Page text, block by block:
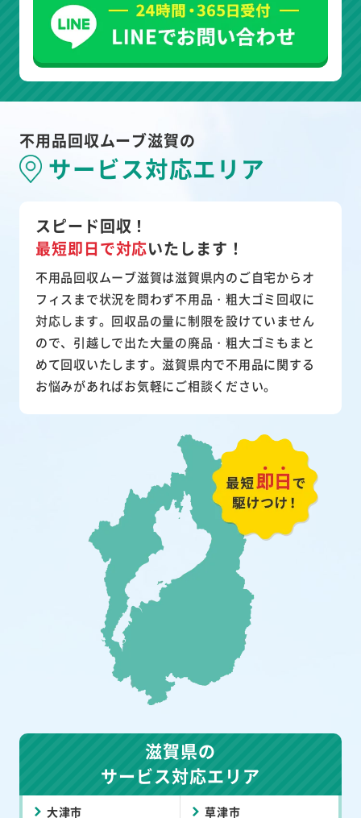
不用品回収ムーブ滋賀の
サービス対応エリア
スピード回収！
最短即日で対応いたします！
不用品回収ムーブ滋賀は滋賀県内のご自宅からオ
フィスまで状況を問わず不用品・粗大ゴミ回収に
対応します。回収品の量に制限を設けていません
ので、引越しで出た大量の廃品・粗大ゴミもまと
めて回収いたします。滋賀県内で不用品に関する
お悩みがあればお気軽にご相談ください。
滋賀県の
サービス対応エリア
大津市 草津市